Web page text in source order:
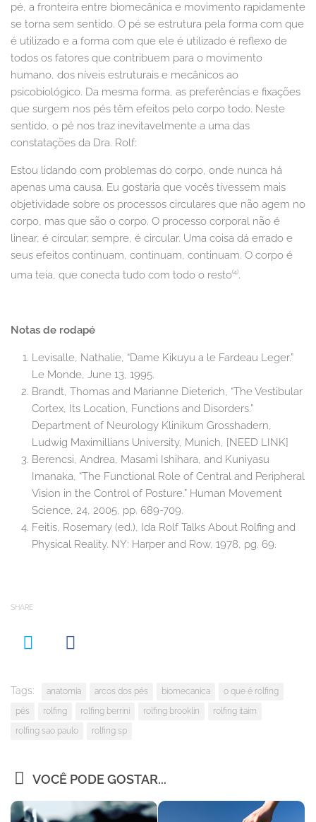
pé, a fronteira entre biomecânica e movimento rapidamente
se torna sem sentido. O pé se estrutura pela forma com que
é utilizado e a forma com que ele é utilizado é reflexo de
todos os fatores que contribuem para o movimento
humano, dos níveis estruturais e mecânicos ao
psicobiológico. Da mesma forma, as preferências e fixações
que surgem nos pés têm efeitos pelo corpo todo. Neste
sentido, o pé nos traz inevitavelmente a uma das
constatações da Dra. Rolf:
Estou lidando com problemas do corpo, onde nunca há
apenas uma causa. Eu gostaria que vocês tivessem mais
objetividade sobre os processos circulares que não agem no
corpo, mas que são o corpo. O processo corporal não é
linear, é circular; sempre, é circular. Uma coisa dá errado e
seus efeitos continuam, continuam, continuam. O corpo é
uma teia, que conecta tudo com todo o resto(4).
Notas de rodapé
Levisalle, Nathalie, “Dame Kikuyu a le Fardeau Leger.”
Le Monde, June 13, 1995.
Brandt, Thomas and Marianne Dieterich, “The Vestibular
Cortex, Its Location, Functions and Disorders.”
Department of Neurology Klinikum Grosshadern,
Ludwig Maximillians University, Munich, [NEED LINK]
Berencsi, Andrea, Masami Ishihara, and Kuniyasu
Imanaka, “The Functional Role of Central and Peripheral
Vision in the Control of Posture.” Human Movement
Science, 24, 2005, pp. 689-709.
Feitis, Rosemary (ed.), Ida Rolf Talks About Rolfing and
Physical Reality. NY: Harper and Row, 1978, pg. 69.
SHARE
Tags: anatomia arcos dos pés biomecanica
o que é rolfing
pés
rolfing rolfing berrini rolfing brooklin
rolfing itaim
rolfing sao paulo
rolfing sp
VOCÊ PODE GOSTAR...